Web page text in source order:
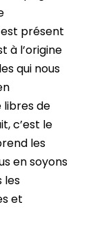
présent
à l’origine
qui nous
libres de
c’est le
les
en soyons
les
et